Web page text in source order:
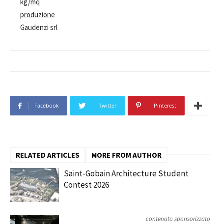
produzione
Gaudenzi srl
Facebook Twitter Pinterest
RELATED ARTICLES MORE FROM AUTHOR
Saint-Gobain Architecture Student
Contest 2026
contenuto sponsorizzato